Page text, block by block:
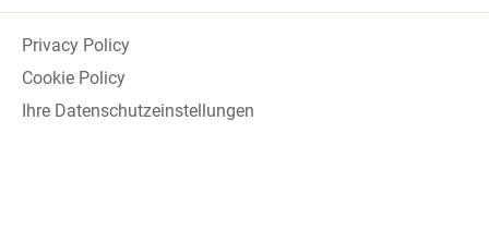
Privacy Policy
Cookie Policy
Ihre Datenschutzeinstellungen